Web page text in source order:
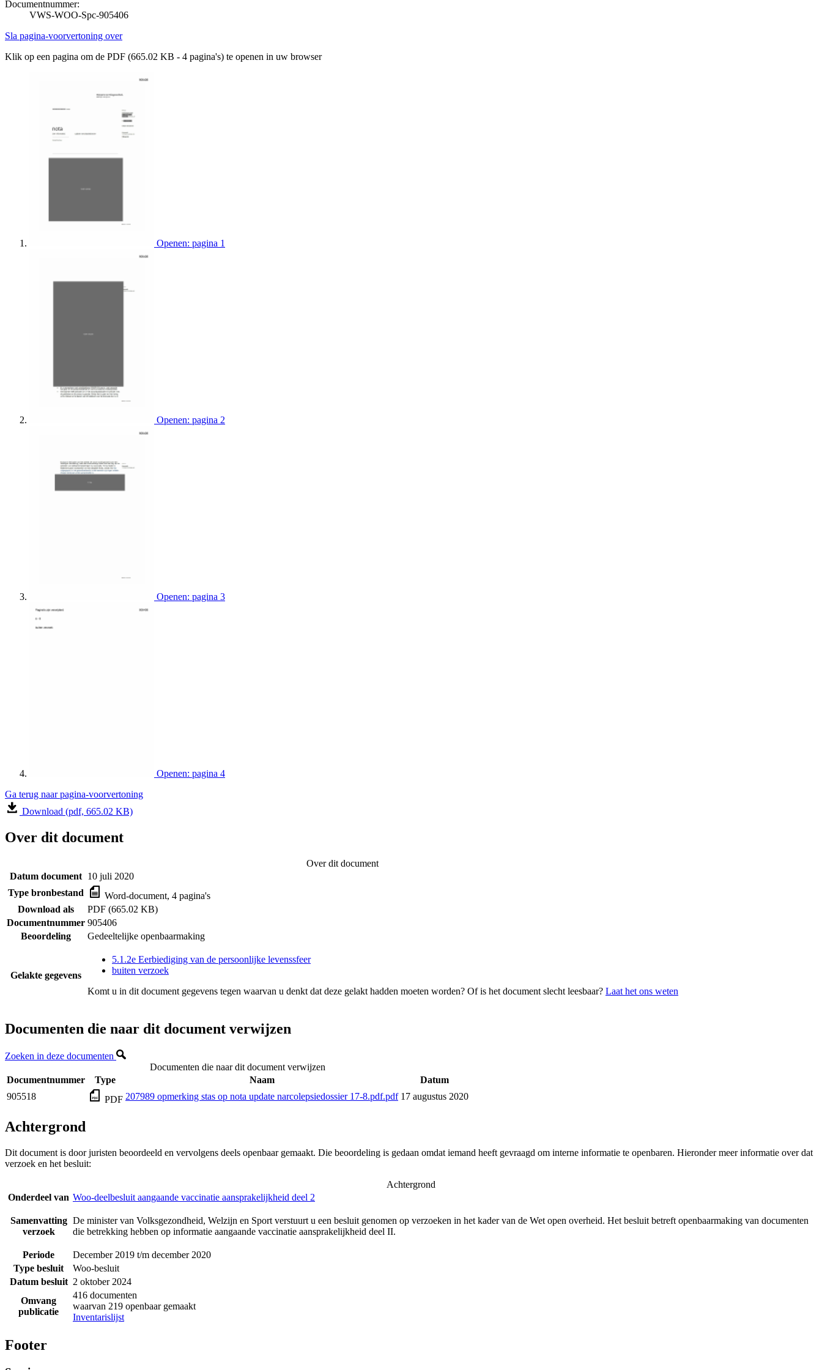
Documentnummer:
VWS-WOO-Spc-905406
Sla pagina-voorvertoning over
Klik op een pagina om de PDF (665.02 KB - 4 pagina's) te openen in uw browser
Openen: pagina 1
Openen: pagina 2
Openen: pagina 3
Openen: pagina 4
Ga terug naar pagina-voorvertoning
Download (pdf, 665.02 KB)
Over dit document
Over dit document
Datum document 10 juli 2020
Type bronbestand
Word-document, 4 pagina's
Download als
PDF (665.02 KB)
Documentnummer 905406
Beoordeling
Gedeeltelijke openbaarmaking
Gelakte gegevens
5.1.2e Eerbiediging van de persoonlijke levenssfeer
buiten verzoek
Komt u in dit document gegevens tegen waarvan u denkt dat deze gelakt hadden moeten worden? Of is het document slecht leesbaar? Laat het ons weten
Documenten die naar dit document verwijzen
Zoeken in deze documenten
Documenten die naar dit document verwijzen
Documentnummer
Type Naam
Datum
905518
PDF 207989 opmerking stas op nota update narcolepsiedossier 17-8.pdf.pdf 17 augustus 2020
Achtergrond
Dit document is door juristen beoordeeld en vervolgens deels openbaar gemaakt. Die beoordeling is gedaan omdat iemand heeft gevraagd om interne informatie te openbaren. Hieronder meer informatie over dat
verzoek en het besluit:
Achtergrond
Onderdeel van Woo-deelbesluit aangaande vaccinatie aansprakelijkheid deel 2
Samenvatting
verzoek
De minister van Volksgezondheid, Welzijn en Sport verstuurt u een besluit genomen op verzoeken in het kader van de Wet open overheid. Het besluit betreft openbaarmaking van documenten
die betrekking hebben op informatie aangaande vaccinatie aansprakelijkheid deel II.
Periode
December 2019 t/m december 2020
Type besluit
Woo-besluit
Datum besluit 2 oktober 2024
Omvang
publicatie
416 documenten
waarvan 219 openbaar gemaakt
Inventarislijst
Footer